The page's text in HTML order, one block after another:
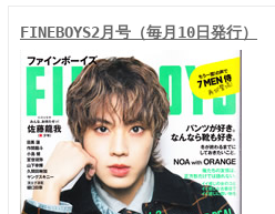
FINEBOYS2月号（毎月10日発行）